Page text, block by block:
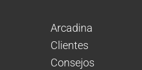
Arcadina
Clientes
Consejos